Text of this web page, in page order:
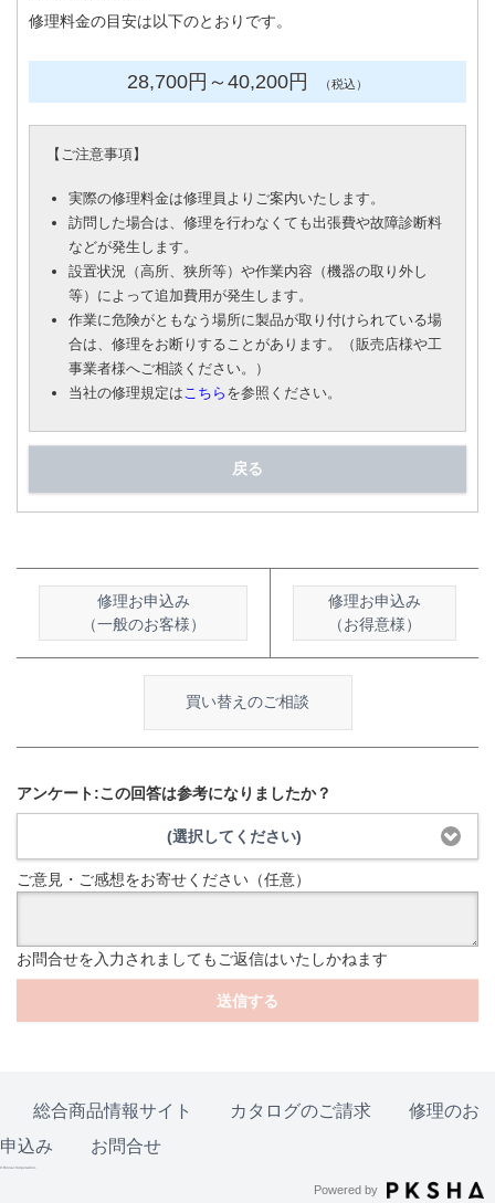
修理料金の目安は以下のとおりです。
28,700円 ～40,200円 （税込）
【 ご注意事項】
実際の修理料金は修理員よりご案内いたします。
訪問した場合は、修理を行わなくても出張費や故障診断料
などが発生します。
設置状況（高所、狭所等）や作業内容（機器の取り外し
等）によって追加費用が発生します。
作業に危険がともなう場所に製品が取り付けられている場
合は、修理をお断りすることがあります。（販売店様や工
事業者様へご相談ください。）
当社の修理規定はこちら を参照ください。
戻る
修理お申込み
（一般のお客様）
修理お申込み
（お得意様）
買い替えのご相談
アンケート:この回答は参考になりましたか？
(選択してください)
ご意見・ご感想をお寄せください（任意）
お問合せを入力されましてもご返信はいたしかねます
送信する
総合商品情報サイト カタログのご請求
修理のお
申込み
お問合せ
© Rinnai Corporation.
Powered by